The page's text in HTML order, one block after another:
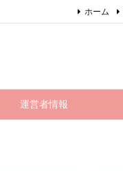
運営者情報
ホーム